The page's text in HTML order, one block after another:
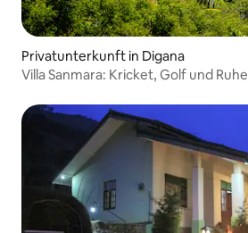
Privatunterkunft in Digana
Villa Sanmara: Kricket, Golf und Ruhe